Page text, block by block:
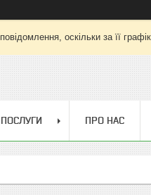
оскільки за її
ПРО НАС